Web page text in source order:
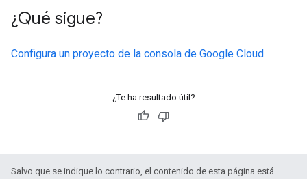
¿Qué sigue?
Configura un proyecto de la consola de Google Cloud
¿Te ha resultado útil?
Salvo que se indique lo contrario, el contenido de esta página está